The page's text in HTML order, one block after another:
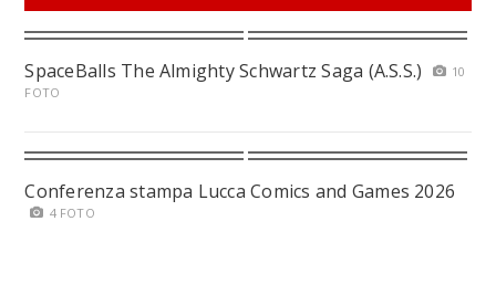
SpaceBalls The Almighty Schwartz Saga (A.S.S.)
10
FOTO
Conferenza stampa Lucca Comics and Games 2026
4 FOTO